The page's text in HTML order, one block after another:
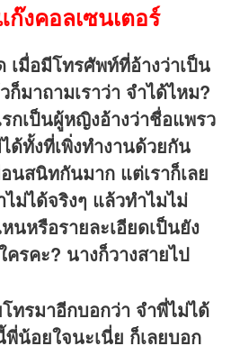
งคอลเซนเตอร์
เมื่อมีโทรศัพท์ที่อ้างว่าเป็น
มาถามเราว่า จำได้ไหม?
กเป็นผู้หญิงอ้างว่าชื่อแพรว
ด้ทั้งที่เพิ่งทำงานด้วยกัน
นสนิทกันมาก แต่เราก็เลย
ไม่ได้จริงๆ แล้วทำไมไม่
นหรือรายละเอียดเป็นยัง
ครคะ? นางก็วางสายไป
ทรมาอีกบอกว่า จำพี่ไม่ได้
น้อยใจนะเนี่ย ก็เลยบอก